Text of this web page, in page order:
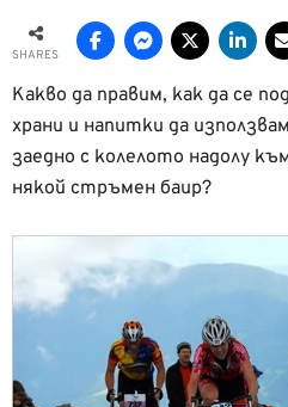
SHARES
Какво да правим, как да се
храни и напитки да
заедно с колелото надолу
някой стръмен баир?